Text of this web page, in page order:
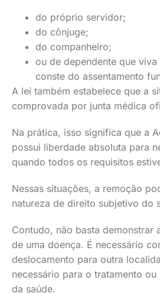
do próprio servidor;
do cônjuge;
do companheiro;
ou de dependente que viva
conste do assentamento
A lei também estabelece que a
comprovada por junta médica
Na prática, isso significa que a
possui liberdade absoluta para
quando todos os requisitos
Nessas situações, a remoção
natureza de direito subjetivo do
Contudo, não basta demonstrar
de uma doença. É necessário
deslocamento para outra
necessário para o tratamento
da saúde.